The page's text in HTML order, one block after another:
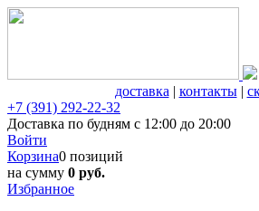
доставка | контакты|
+7 (391) 292-22-32
Доставка по будням с 12:00 до 20:00
Войти
Корзина0 позиций
на сумму 0 руб.
Избранное